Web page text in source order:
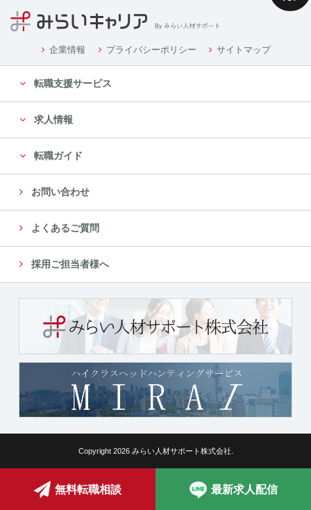
企業情報 プライバシーポリシー サイトマップ
転職支援サービス
求人情報
転職ガイド
お問い合わせ
よくあるご質問
採用ご担当者様へ
Copyright 2026 みらい人材サポート株式会社.
無料転職相談 最新求人配信